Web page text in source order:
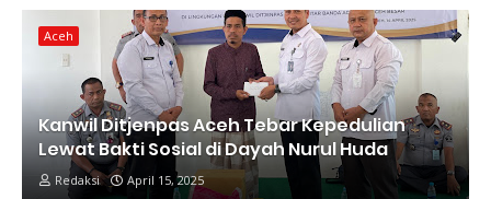
Aceh
Kanwil Ditjenpas Aceh Tebar Kepedulian
Lewat Bakti Sosial di Dayah Nurul Huda
Redaksi April 15, 2025